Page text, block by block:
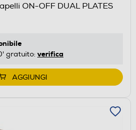
ON-OFF DUAL PLATES
gratuito: verifica
AGGIUNGI